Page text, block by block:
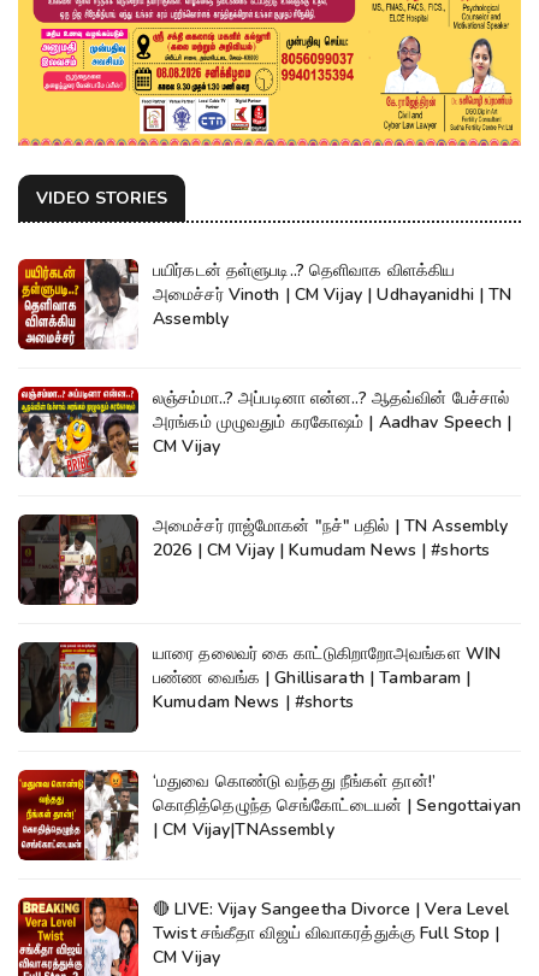
VIDEO STORIES
பயிர்கடன் தள்ளுபடி..? தெளிவாக விளக்கிய
அமைச்சர் Vinoth | CM Vijay | Udhayanidhi | TN
Assembly
லஞ்சம்மா..? அப்படினா என்ன..? ஆதவ்வின் பேச்சால்
அரங்கம் முழுவதும் கரகோஷம் | Aadhav Speech |
CM Vijay
அமைச்சர் ராஜ்மோகன் "நச்" பதில் | TN Assembly
2026 | CM Vijay | Kumudam News | #shorts
யாரை தலைவர் கை காட்டுகிறாறோஅவங்கள WIN
பண்ண வைங்க | Ghillisarath | Tambaram |
Kumudam News | #shorts
‘மதுவை கொண்டு வந்தது நீங்கள் தான்!’
கொதித்தெழுந்த செங்கோட்டையன் | Sengottaiyan
| CM Vijay|TNAssembly
🔴 LIVE: Vijay Sangeetha Divorce | Vera Level
Twist சங்கீதா விஜய் விவாகரத்துக்கு Full Stop |
CM Vijay